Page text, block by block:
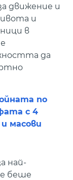
движение и
и
в
да
по
с 4
масови
най-
беше